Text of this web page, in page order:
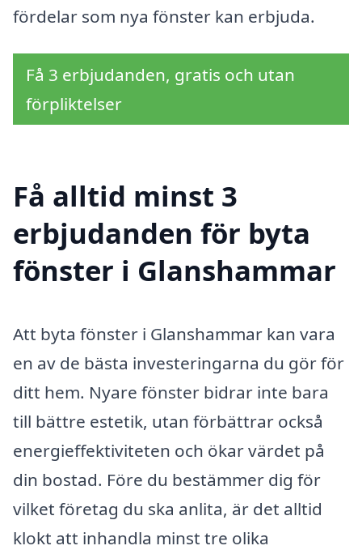
fördelar som nya fönster kan erbjuda.
Få 3 erbjudanden, gratis och utan
förpliktelser
Få alltid minst 3
erbjudanden för byta
fönster i Glanshammar
Att byta fönster i Glanshammar kan vara
en av de bästa investeringarna du gör för
ditt hem. Nyare fönster bidrar inte bara
till bättre estetik, utan förbättrar också
energieffektiviteten och ökar värdet på
din bostad. Före du bestämmer dig för
vilket företag du ska anlita, är det alltid
klokt att inhandla minst tre olika